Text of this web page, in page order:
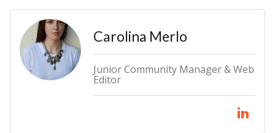
Carolina Merlo
Junior Community Manager & Web
Editor